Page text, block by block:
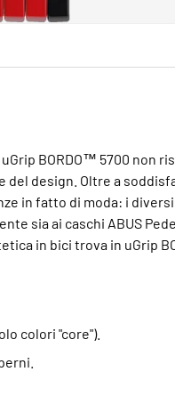
BORDO™ 5700 non
del design. Oltre a
in fatto di moda: i
sia ai caschi ABUS
in bici trova in uGrip
colori "core").